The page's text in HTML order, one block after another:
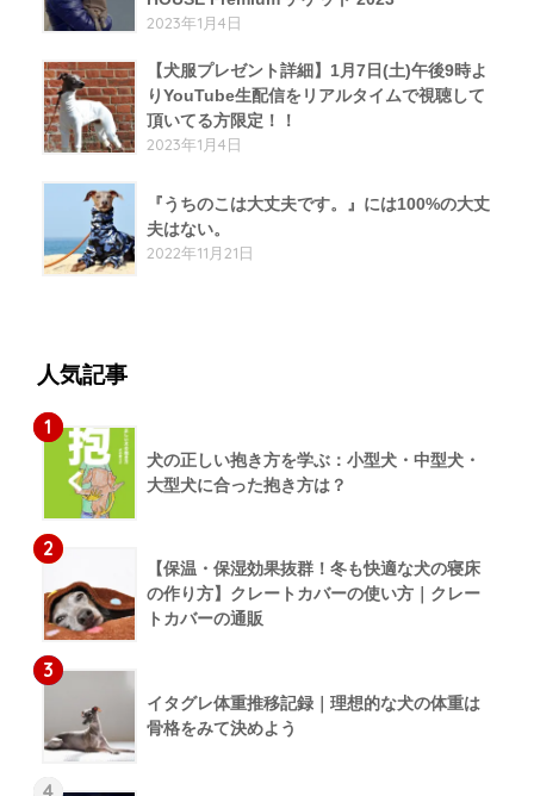
2023年1月4日
【犬服プレゼント詳細】1月7日(土)午後9時よ
りYouTube生配信をリアルタイムで視聴して
頂いてる方限定！！
2023年1月4日
『うちのこは大丈夫です。』には100%の大丈
夫はない。
2022年11月21日
人気記事
1
犬の正しい抱き方を学ぶ：小型犬・中型犬・
大型犬に合った抱き方は？
2
【保温・保湿効果抜群！冬も快適な犬の寝床
の作り方】クレートカバーの使い方｜クレー
トカバーの通販
3
イタグレ体重推移記録｜理想的な犬の体重は
骨格をみて決めよう
4